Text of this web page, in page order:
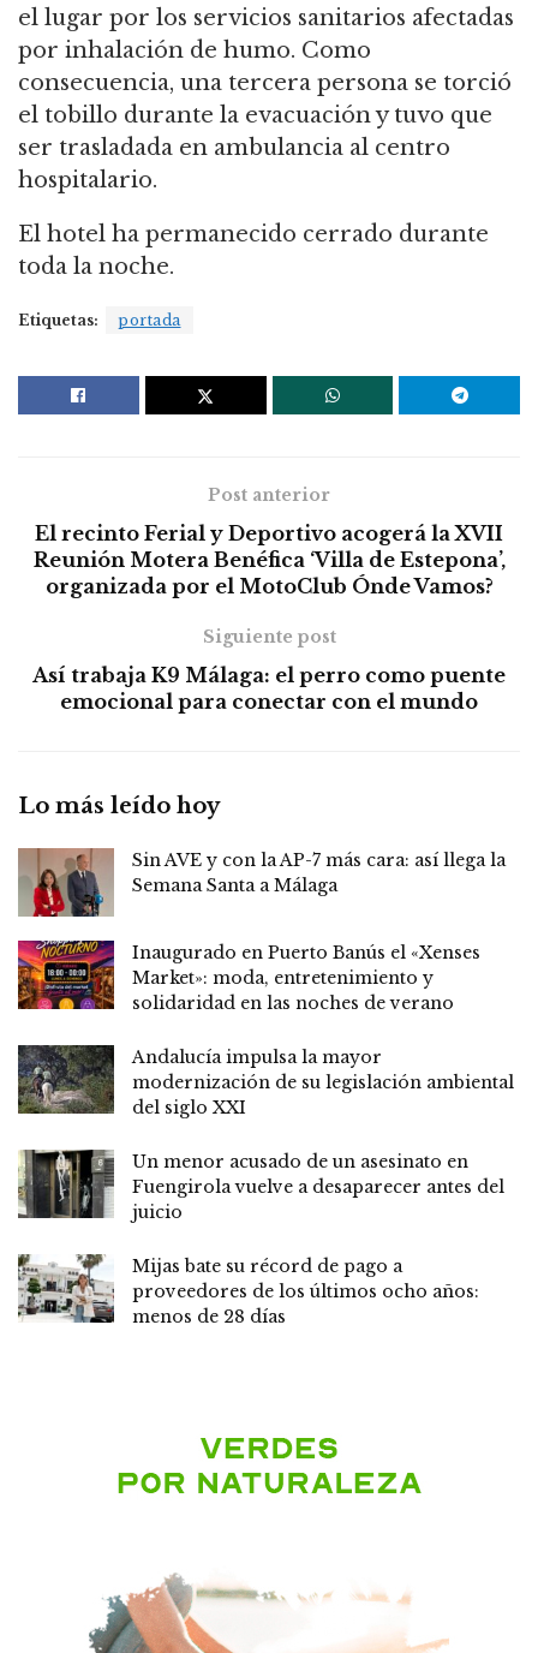
el lugar por los servicios sanitarios afectadas
por inhalación de humo. Como
consecuencia, una tercera persona se torció
el tobillo durante la evacuación y tuvo que
ser trasladada en ambulancia al centro
hospitalario.
El hotel ha permanecido cerrado durante
toda la noche.
Etiquetas: portada
Post anterior
El recinto Ferial y Deportivo acogerá la XVII
Reunión Motera Benéfica ‘Villa de Estepona’,
organizada por el MotoClub Ónde Vamos?
Siguiente post
Así trabaja K9 Málaga: el perro como puente
emocional para conectar con el mundo
Lo más leído hoy
Sin AVE y con la AP-7 más cara: así llega la
Semana Santa a Málaga
Inaugurado en Puerto Banús el «Xenses
Market»: moda, entretenimiento y
solidaridad en las noches de verano
Andalucía impulsa la mayor
modernización de su legislación ambiental
del siglo XXI
Un menor acusado de un asesinato en
Fuengirola vuelve a desaparecer antes del
juicio
Mijas bate su récord de pago a
proveedores de los últimos ocho años:
menos de 28 días